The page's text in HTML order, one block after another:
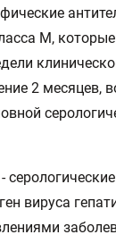
М,
2 месяцев,
вируса